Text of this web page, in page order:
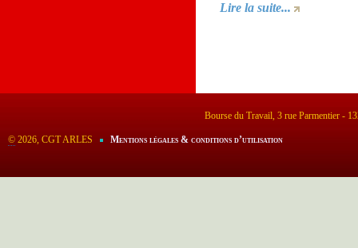
Lire la suite...
Bourse du Travail, 3 rue Parmentier -
© 2026, CGT ARLES Mentions légales & conditions d’utilisation